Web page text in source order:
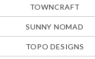
TOWNCRAFT
SUNNY NOMAD
TOPO DESIGNS